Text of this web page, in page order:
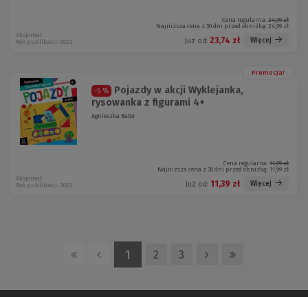
Cena regularna: 24,99 zł
Najniższa cena z 30 dni przed obniżką: 24,99 zł
Już od: 23,74 zł Więcej
Aksjomat
Rok publikacji: 2022
Promocja!
-5 %
Pojazdy w akcji Wyklejanka,
rysowanka z figurami 4+
Agnieszka Bator
Cena regularna: 11,99 zł
Najniższa cena z 30 dni przed obniżką: 11,99 zł
Już od: 11,39 zł Więcej
Aksjomat
Rok publikacji: 2022
1 2 3